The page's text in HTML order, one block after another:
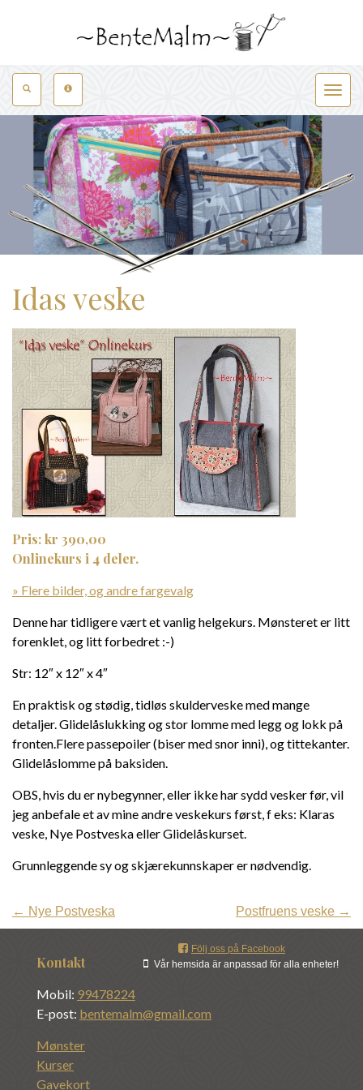
Toggle
Idas veske
Pris: kr 390,00
Onlinekurs i 4 deler.
» Flere bilder, og andre fargevalg
Denne har tidligere vært et vanlig helgekurs. Mønsteret er litt
forenklet, og litt forbedret :-)
Str: 12″ x 12″ x 4″
En praktisk og stødig, tidløs skulderveske med mange
detaljer. Glidelåslukking og stor lomme med legg og lokk på
fronten.Flere passepoiler (biser med snor inni), og tittekanter.
Glidelåslomme på baksiden.
OBS, hvis du er nybegynner, eller ikke har sydd vesker før, vil
jeg anbefale et av mine andre veskekurs først, f eks: Klaras
veske, Nye Postveska eller Glidelåskurset.
Grunnleggende sy og skjærekunnskaper er nødvendig.
← Nye Postveska Postfruens veske →
Kontakt
Mobil: 99478224
E-post: bentemalm@gmail.com
Mønster
Kurser
Gavekort
Följ oss på Facebook
Vår hemsida är anpassad för alla enheter!